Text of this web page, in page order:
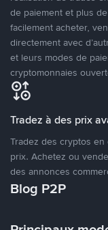
de paiement et plus
facilement acheter,
directement avec
et leurs modes de
cryptomonnaies
Tradez à des prix
Tradez des cryptos
prix. Achetez ou
des annonces
Blog P2P